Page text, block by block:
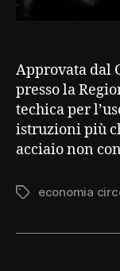
Approvata dal
presso la
techica per
istruzioni più
acciaio non
Tag economia